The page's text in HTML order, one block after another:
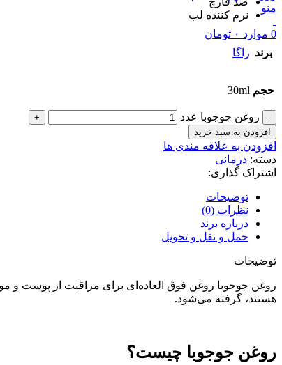
منو
0 موارد ۰ تومان
نرم کننده لب
برند راگا
حجم 30ml
روغن جوجوبا عدد
افزودن به سبد خرید
افزودن به علاقه مندی ها
دسته: درمانی
اشتراک گذاری:
توضیحات
نظرات (0)
درباره برند
حمل و نقل و تحویل
توضیحات
روغن جوجوبا روغن فوق العاده‌ای برای مراقبت از پوست و مو
هستند، گرفته می‌شود.
روغن جوجوبا چیست؟